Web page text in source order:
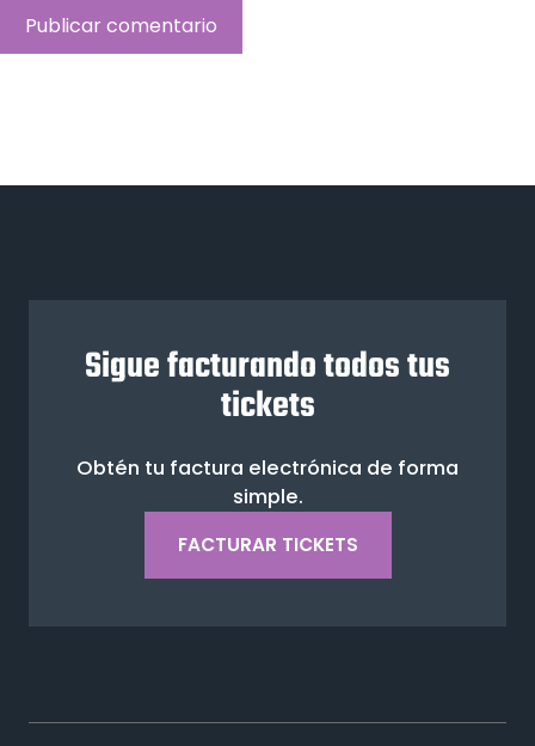
Sigue facturando todos tus
tickets
Obtén tu factura electrónica de forma
simple.
FACTURAR TICKETS